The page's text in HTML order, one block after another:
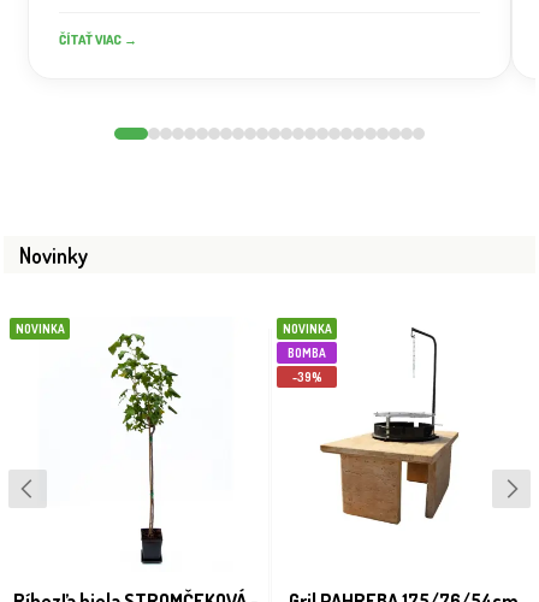
ČÍTAŤ VIAC →
Novinky
NOVINKA
NOVINKA
BOMBA
-39%